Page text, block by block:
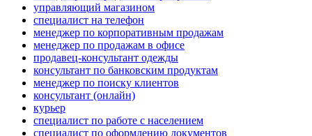
управляющий магазином
специалист на телефон
менеджер по корпоративным продажам
менеджер по продажам в офисе
продавец-консультант одежды
консультант по банковским продуктам
менеджер по поиску клиентов
консультант (онлайн)
курьер
специалист по работе с населением
специалист по оформлению документов